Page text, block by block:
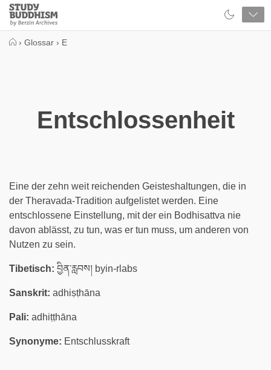
Close
Study
Buddhism
› Glossar › E
Entschlossenheit
Eine der zehn weit reichenden Geisteshaltungen, die in
der Theravada-Tradition aufgelistet werden. Eine
entschlossene Einstellung, mit der ein Bodhisattva nie
davon ablässt, zu tun, was er tun muss, um anderen von
Nutzen zu sein.
Tibetisch: བྱིན་རླབས། byin-rlabs
Sanskrit: adhiṣṭhāna
Pali: adhiṭṭhāna
Synonyme: Entschlusskraft